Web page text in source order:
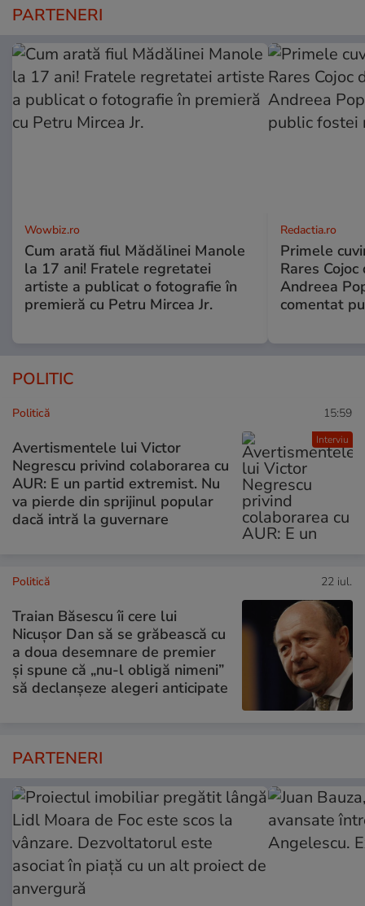
PARTENERI
Wowbiz.ro
Cum arată fiul Mădălinei Manole
la 17 ani! Fratele regretatei
artiste a publicat o fotografie în
premieră cu Petru Mircea Jr.
Redactia.ro
Primele
Rares
Andreea
comentat
POLITIC
Interviu
Politică 15:59
Avertismentele lui Victor
Negrescu privind colaborarea cu
AUR: E un partid extremist. Nu
va pierde din sprijinul popular
dacă intră la guvernare
Politică 22 iul.
Traian Băsescu îi cere lui
Nicușor Dan să se grăbească cu
a doua desemnare de premier
și spune că „nu-l obligă nimeni”
să declanșeze alegeri anticipate
PARTENERI